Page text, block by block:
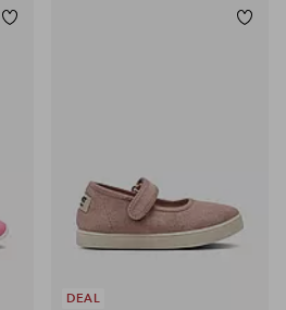
Tilføj til favoritter
DEAL